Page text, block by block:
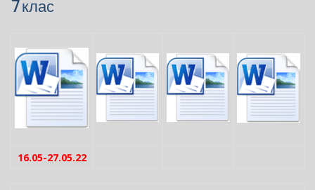
7 клас
16.05-27.05.22